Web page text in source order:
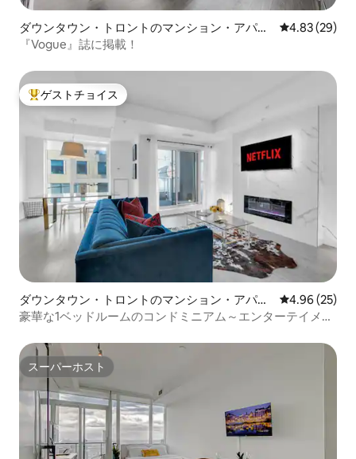
ダウンタウン・トロントのマンション・アパー
ト
レビュー29
4.83 (29)
『Vogue』誌に掲載！
大好評のゲストチョイスです。
ゲストチョイス
ダウンタウン・トロントのマンション・アパー
ト
レビュー25
4.96 (25)
豪華な1ベッドルームのコンドミニアム～エンターテイメン
スーパーホスト
スーパーホスト